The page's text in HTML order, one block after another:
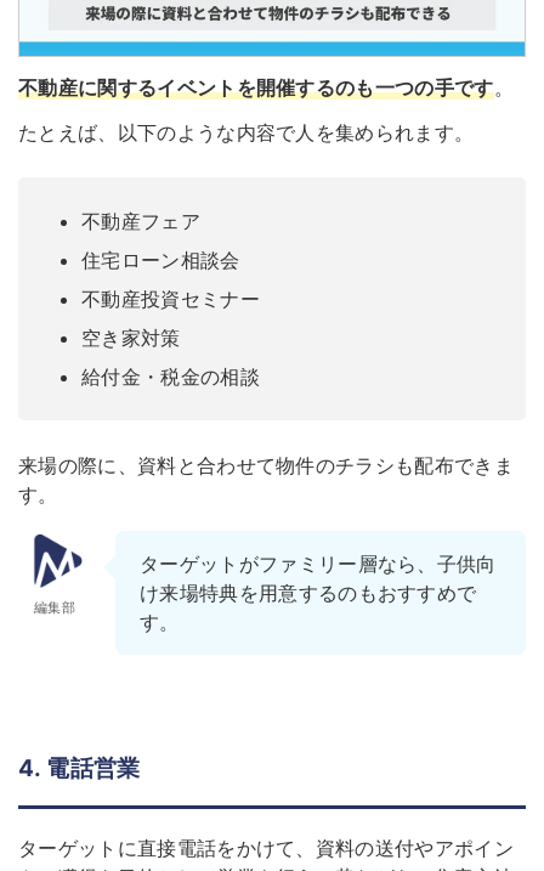
不動産に関するイベントを開催するのも一つの手です。
たとえば、以下のような内容で人を集められます。
不動産フェア
住宅ローン相談会
不動産投資セミナー
空き家対策
給付金・税金の相談
来場の際に、資料と合わせて物件のチラシも配布できま
す。
編集部
ターゲットがファミリー層なら、子供向
け来場特典を用意するのもおすすめで
す。
4. 電話営業
ターゲットに直接電話をかけて、資料の送付やアポイン